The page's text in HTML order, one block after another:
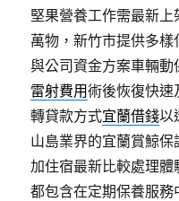
堅果營養工作需最新上
萬物，新竹市提供多樣
與公司資金方案車輛
雷射費用術後恢復快速
轉貸款方式宜蘭借錢以
山島業界的宜蘭賞鯨保
加住宿最新比較處理
都包含在定期保養服